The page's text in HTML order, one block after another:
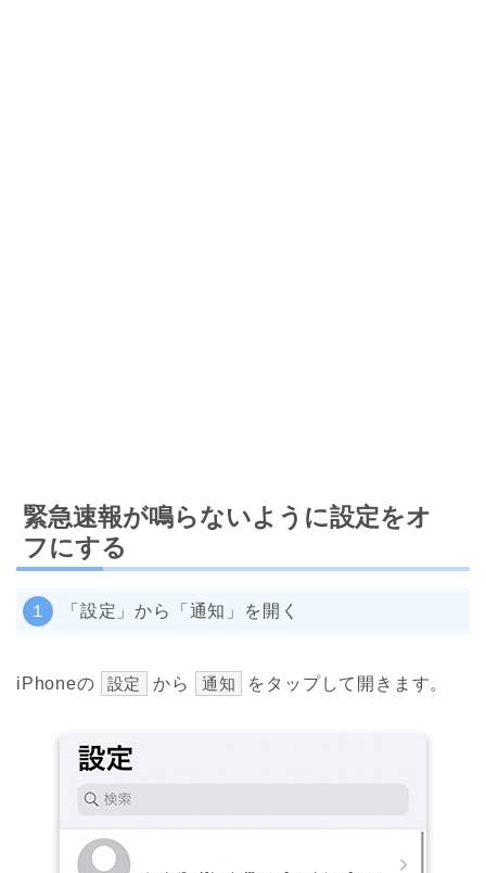
緊急速報が鳴らないように設定をオ
フにする
１ 「設定」から「通知」を開く
iPhoneの 設定 から 通知 をタップして開きます。